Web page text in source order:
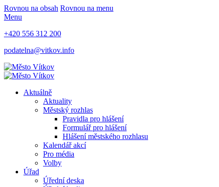
Rovnou na obsah Rovnou na menu
Menu
+420 556 312 200
podatelna@vitkov.info
Aktuálně
Aktuality
Městský rozhlas
Pravidla pro hlášení
Formulář pro hlášení
Hlášení městského rozhlasu
Kalendář akcí
Pro média
Volby
Úřad
Úřední deska